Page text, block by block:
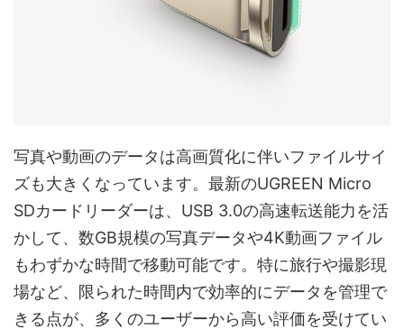
写真や動画のデータは高画質化に伴いファイルサイ
ズも大きくなっています。最新のUGREEN Micro
SDカードリーダーは、USB 3.0の高速転送能力を活
かして、数GB規模の写真データや4K動画ファイル
もわずかな時間で移動可能です。特に旅行や撮影現
場など、限られた時間内で効率的にデータを管理で
きる点が、多くのユーザーから高い評価を受けてい